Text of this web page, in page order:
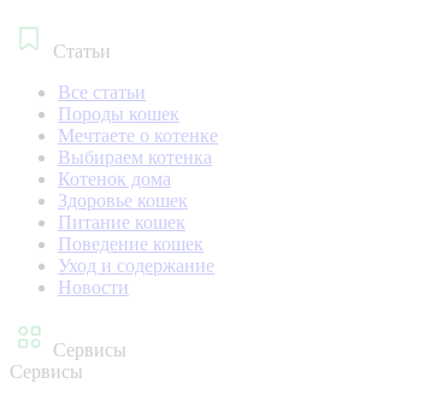
Статьи
Все статьи
Породы кошек
Мечтаете о котенке
Выбираем котенка
Котенок дома
Здоровье кошек
Питание кошек
Поведение кошек
Уход и содержание
Новости
Сервисы
Сервисы